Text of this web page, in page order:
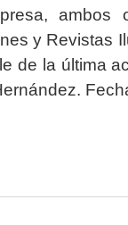
ambos
y Revistas
de la última